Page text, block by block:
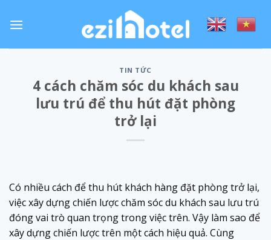
TIN TỨC
4 cách chăm sóc du khách sau
lưu trú để thu hút đặt phòng
trở lại
Có nhiều cách để thu hút khách hàng đặt phòng trở lại,
việc xây dựng chiến lược chăm sóc du khách sau lưu trú
đóng vai trò quan trọng trong việc trên. Vậy làm sao để
xây dựng chiến lược trên một cách hiệu quả. Cùng